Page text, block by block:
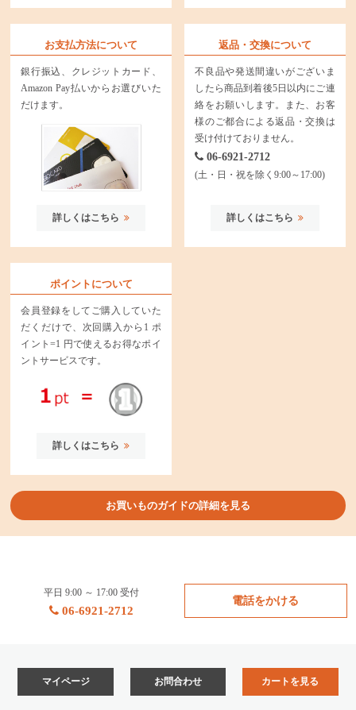
お支払方法について
銀行振込、クレジットカード、
Amazon Pay払いからお選びいた
だけます。
詳しくはこちら
返品・交換について
不良品や発送間違いがございま
したら商品到着後5日以内にご連
絡をお願いします。また、お客
様のご都合による返品・交換は
受け付けておりません。
06-6921-2712
(土・日・祝を除く9:00～17:00)
詳しくはこちら
ポイントについて
会員登録をしてご購入していた
だくだけで、次回購入から1 ポ
イント=1 円で使えるお得なポイ
ントサービスです。
詳しくはこちら
お買いものガイドの詳細を見る
平日 9:00 ～ 17:00 受付
06-6921-2712
電話をかける
マイページ お問合わせ カートを見る